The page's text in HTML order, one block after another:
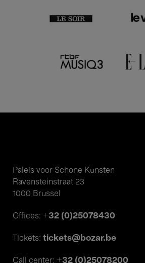
Paleis voor Schone Kunsten
Ravensteinstraat 23
1000 Brussel
Offices: +32 (0)25078430
Tickets: tickets@bozar.be
Call center: +32 (0)25078200